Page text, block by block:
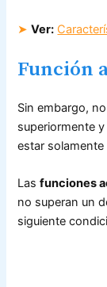
➤ Ver:
Función
Sin embargo,
superiormente
estar
Lasfunciones
no superan un
siguiente